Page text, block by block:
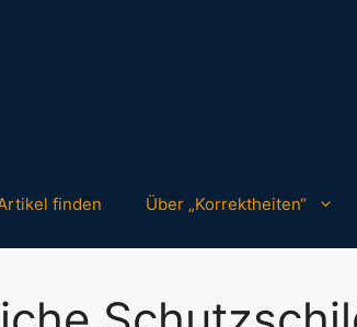
finden Über „Korrektheiten“